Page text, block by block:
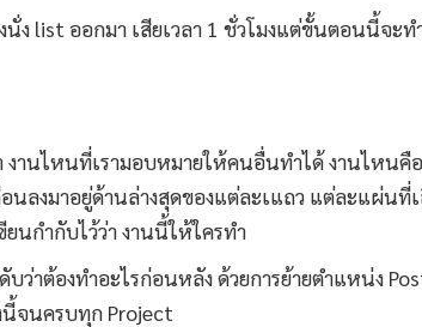
ง list ออกมา เสียเวลา 1 ชั่วโมงแต่ขั้นตอนนี้จะ
งานไหนที่เรามอบหมายให้คนอื่นทำได้ งานไหนคื
นลงมาอยู่ด้านล่างสุดของแต่ละเแถว แต่ละแผ่นที่
นกำกับไว้ว่า งานนี้ให้ใครทำ
บว่าต้องทำอะไรก่อนหลัง ด้วยการย้ายตำแหน่ง
จนครบทุก Project